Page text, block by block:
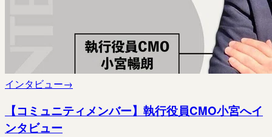
インタビュー→
【コミュニティメンバー】執行役員CMO小宮へイ
ンタビュー